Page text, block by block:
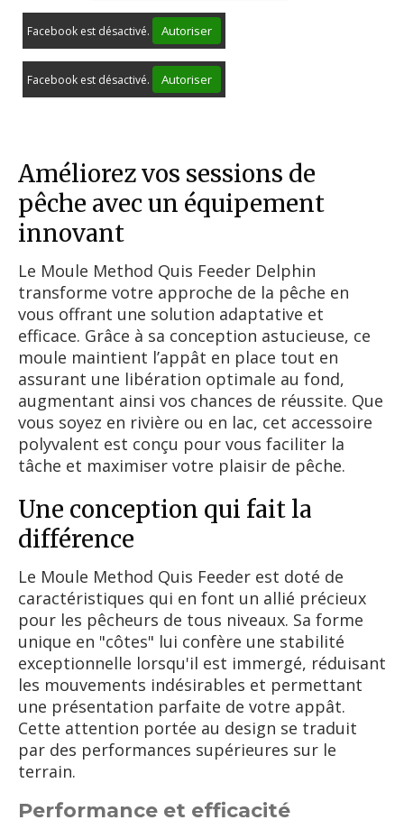
Facebook est désactivé. Autoriser
Facebook est désactivé. Autoriser
Améliorez vos sessions de
pêche avec un équipement
innovant
Le Moule Method Quis Feeder Delphin
transforme votre approche de la pêche en
vous offrant une solution adaptative et
efficace. Grâce à sa conception astucieuse, ce
moule maintient l’appât en place tout en
assurant une libération optimale au fond,
augmentant ainsi vos chances de réussite. Que
vous soyez en rivière ou en lac, cet accessoire
polyvalent est conçu pour vous faciliter la
tâche et maximiser votre plaisir de pêche.
Une conception qui fait la
différence
Le Moule Method Quis Feeder est doté de
caractéristiques qui en font un allié précieux
pour les pêcheurs de tous niveaux. Sa forme
unique en "côtes" lui confère une stabilité
exceptionnelle lorsqu'il est immergé, réduisant
les mouvements indésirables et permettant
une présentation parfaite de votre appât.
Cette attention portée au design se traduit
par des performances supérieures sur le
terrain.
Performance et efficacité